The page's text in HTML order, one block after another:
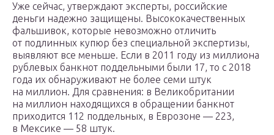
Уже сейчас, утверждают эксперты, российские
деньги надежно защищены. Высококачественных
фальшивок, которые невозможно отличить
от подлинных купюр без специальной экспертизы,
выявляют все меньше. Если в 2011 году из миллиона
рублевых банкнот поддельными были 17, то с 2018
года их обнаруживают не более семи штук
на миллион. Для сравнения: в Великобритании
на миллион находящихся в обращении банкнот
приходится 112 поддельных, в Еврозоне — 223,
в Мексике — 58 штук.